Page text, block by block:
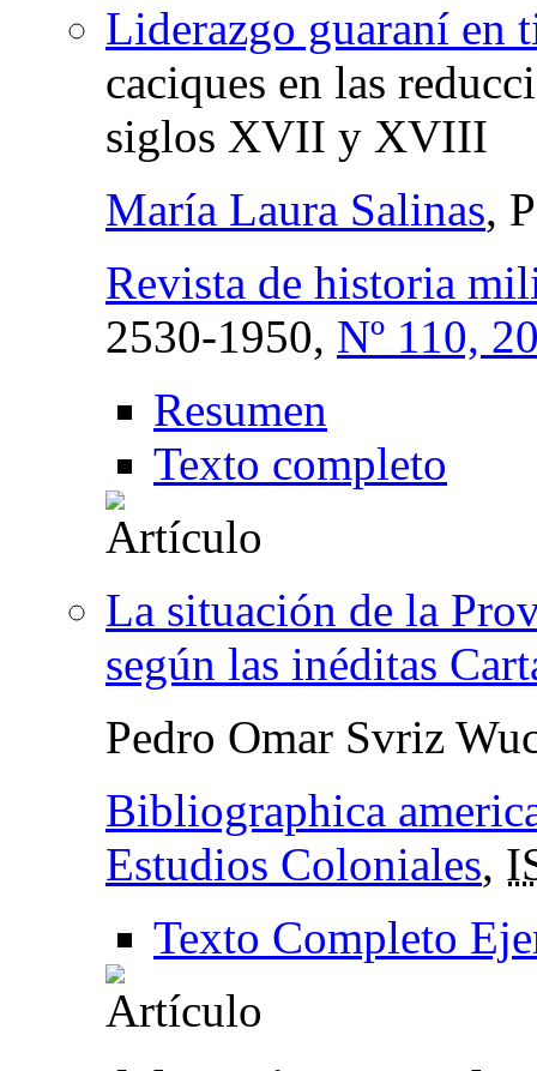
Liderazgo guaraní en
caciques en las
siglos XVII y XVIII
María Laura Salinas,
Revista de historia
2530-1950, Nº 110,
Resumen
Texto completo
La situación de la
según las inéditas
Pedro Omar Svriz
Bibliographica
Estudios Coloniales,
Texto Completo